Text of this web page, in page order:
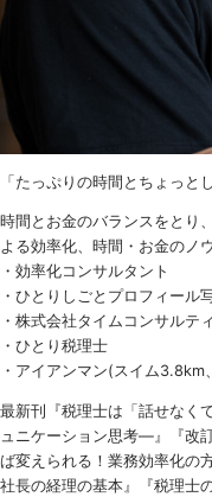
「たっぷりの時間とちょっと
時間とお金のバランスをとり
よる効率化、時間・お金のノ
・効率化コンサルタント
・ひとりしごとプロフィール
・株式会社タイムコンサルテ
・ひとり税理士
・アイアンマン(スイム
最新刊『税理士は「話せなく
ュニケーション思考―』『改
ば変えられる！業務効率化の
社長の経理の基本』『税理士